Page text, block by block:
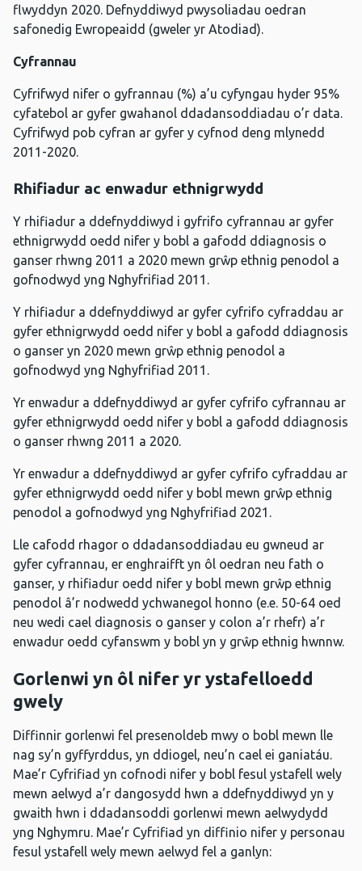
flwyddyn 2020. Defnyddiwyd pwysoliadau oedran
safonedig Ewropeaidd (gweler yr Atodiad).
Cyfrannau
Cyfrifwyd nifer o gyfrannau (%) a’u cyfyngau hyder 95%
cyfatebol ar gyfer gwahanol ddadansoddiadau o’r data.
Cyfrifwyd pob cyfran ar gyfer y cyfnod deng mlynedd
2011-2020.
Rhifiadur ac enwadur ethnigrwydd
Y rhifiadur a ddefnyddiwyd i gyfrifo cyfrannau ar gyfer
ethnigrwydd oedd nifer y bobl a gafodd ddiagnosis o
ganser rhwng 2011 a 2020 mewn grŵp ethnig penodol a
gofnodwyd yng Nghyfrifiad 2011.
Y rhifiadur a ddefnyddiwyd ar gyfer cyfrifo cyfraddau ar
gyfer ethnigrwydd oedd nifer y bobl a gafodd ddiagnosis
o ganser yn 2020 mewn grŵp ethnig penodol a
gofnodwyd yng Nghyfrifiad 2011.
Yr enwadur a ddefnyddiwyd ar gyfer cyfrifo cyfrannau ar
gyfer ethnigrwydd oedd nifer y bobl a gafodd ddiagnosis
o ganser rhwng 2011 a 2020.
Yr enwadur a ddefnyddiwyd ar gyfer cyfrifo cyfraddau ar
gyfer ethnigrwydd oedd nifer y bobl mewn grŵp ethnig
penodol a gofnodwyd yng Nghyfrifiad 2021.
Lle cafodd rhagor o ddadansoddiadau eu gwneud ar
gyfer cyfrannau, er enghraifft yn ôl oedran neu fath o
ganser, y rhifiadur oedd nifer y bobl mewn grŵp ethnig
penodol â’r nodwedd ychwanegol honno (e.e. 50-64 oed
neu wedi cael diagnosis o ganser y colon a’r rhefr) a’r
enwadur oedd cyfanswm y bobl yn y grŵp ethnig hwnnw.
Gorlenwi yn ôl nifer yr ystafelloedd
gwely
Diffinnir gorlenwi fel presenoldeb mwy o bobl mewn lle
nag sy’n gyffyrddus, yn ddiogel, neu’n cael ei ganiatáu.
Mae’r Cyfrifiad yn cofnodi nifer y bobl fesul ystafell wely
mewn aelwyd a’r dangosydd hwn a ddefnyddiwyd yn y
gwaith hwn i ddadansoddi gorlenwi mewn aelwydydd
yng Nghymru. Mae’r Cyfrifiad yn diffinio nifer y personau
fesul ystafell wely mewn aelwyd fel a ganlyn: